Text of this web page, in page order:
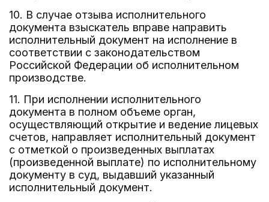
10. В случае отзыва исполнительного
документа взыскатель вправе направить
исполнительный документ на исполнение в
соответствии с законодательством
Российской Федерации об исполнительном
производстве.
11. При исполнении исполнительного
документа в полном объеме орган,
осуществляющий открытие и ведение лицевых
счетов, направляет исполнительный документ
с отметкой о произведенных выплатах
(произведенной выплате) по исполнительному
документу в суд, выдавший указанный
исполнительный документ.